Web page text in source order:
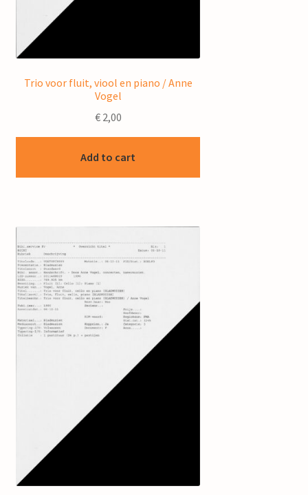
Trio voor fluit, viool en piano / Anne
Vogel
€2,00
Add to cart